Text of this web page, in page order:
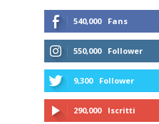
540,000 Fans
550,000 Follower
9,300 Follower
290,000 Iscritti